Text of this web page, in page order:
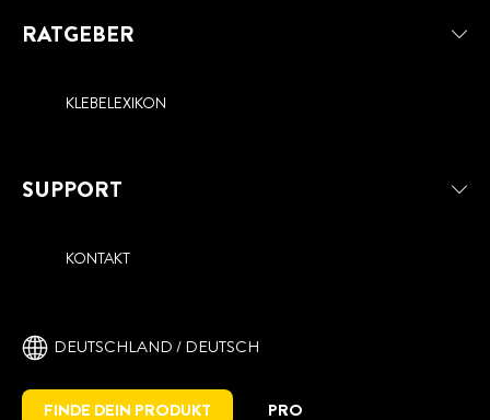
RATGEBER
KLEBELEXIKON
SUPPORT
KONTAKT
DEUTSCHLAND / DEUTSCH
FINDE DEIN PRODUKT PRO